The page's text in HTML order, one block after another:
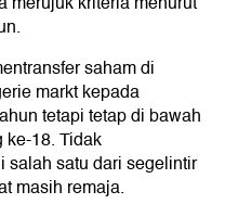
saham di
markt kepada
tetapi tetap di bawah
18. Tidak
salah satu dari segelintir
masih remaja.